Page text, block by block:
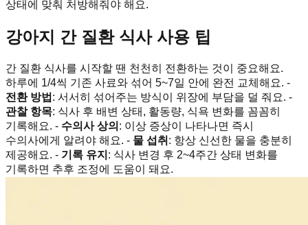
상태에 맞춰 처방해줘야 해요.
강아지 간 질환 식사 사용 팁
간 질환 식사를 시작할 땐 천천히 전환하는 것이 중요해요.
하루에 1/4씩 기존 사료와 섞어 5~7일 안에 완전 교체해요. -
전환 방법 : 서서히 섞어주는 방식이 위장에 부담을 덜 줘요. -
관찰 항목: 식사 후 배변 상태, 활동량, 식욕 변화를 꼼꼼히
기록해요. - 수의사 상의 : 이상 증상이 나타나면 즉시
수의사에게 알려야 해요. - 물 섭취 : 항상 신선한 물을 충분히
제공해요. - 기록 유지 : 식사 변경 후 2~4주간 상태 변화를
기록하면 추후 조정에 도움이 돼요.